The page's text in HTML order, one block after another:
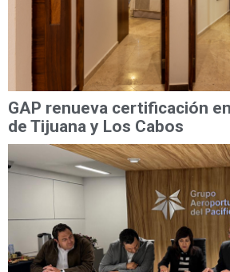
GAP renueva certificación
de Tijuana y Los Cabos